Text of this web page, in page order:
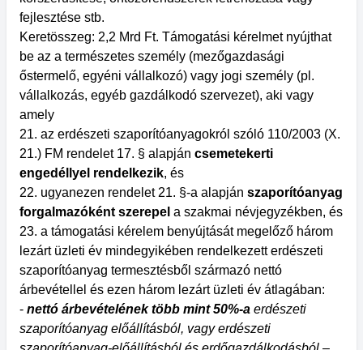
fejlesztése stb.
Keretösszeg: 2,2 Mrd Ft. Támogatási kérelmet nyújthat
be az a természetes személy (mezőgazdasági
őstermelő, egyéni vállalkozó) vagy jogi személy (pl.
vállalkozás, egyéb gazdálkodó szervezet), aki vagy
amely
21. az erdészeti szaporítóanyagokról szóló 110/2003 (X.
21.) FM rendelet 17. § alapján csemetekerti
engedéllyel rendelkezik, és
22. ugyanezen rendelet 21. §-a alapján szaporítóanyag
forgalmazóként szerepel a szakmai névjegyzékben, és
23. a támogatási kérelem benyújtását megelőző három
lezárt üzleti év mindegyikében rendelkezett erdészeti
szaporítóanyag termesztésből származó nettó
árbevétellel és ezen három lezárt üzleti év átlagában:
- nettó árbevételének több mint 50%-a erdészeti
szaporítóanyag előállításból, vagy erdészeti